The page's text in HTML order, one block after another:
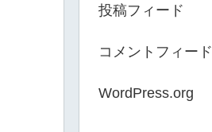
投稿フィード
コメントフィード
WordPress.org